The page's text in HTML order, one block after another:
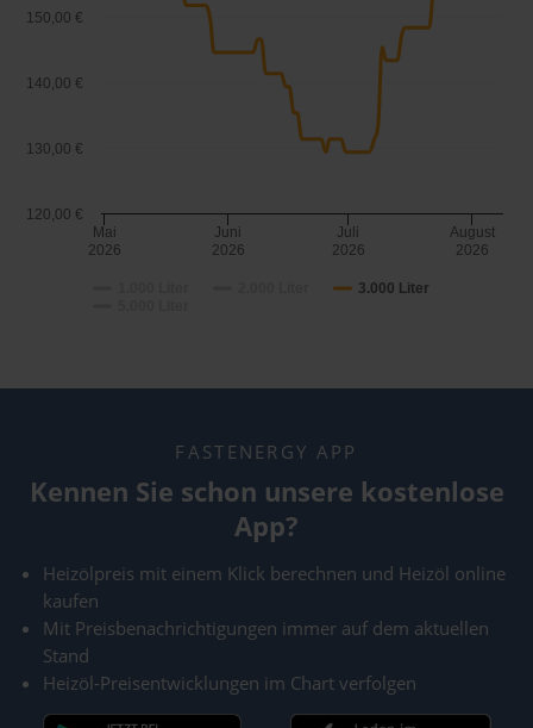
3.000 Liter
Mai
2026
Juni
2026
Juli
2026
August
2026
120,00 €
130,00 €
140,00 €
150,00 €
FASTENERGY APP
Kennen Sie schon unsere kostenlose
App?
Heizölpreis mit einem Klick berechnen und Heizöl online
kaufen
Mit Preisbenachrichtigungen immer auf dem aktuellen
Stand
Heizöl-Preisentwicklungen im Chart verfolgen